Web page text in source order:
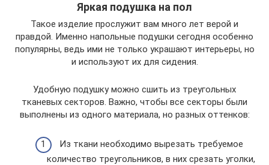
Яркая подушка на пол
Такое изделие прослужит вам много лет верой и
правдой. Именно напольные подушки сегодня особенно
популярны, ведь ими не только украшают интерьеры, но
и используют их для сидения.
Удобную подушку можно сшить из треугольных
тканевых секторов. Важно, чтобы все секторы были
выполнены из одного материала, но разных оттенков:
Из ткани необходимо вырезать требуемое
количество треугольников, в них срезать уголки,